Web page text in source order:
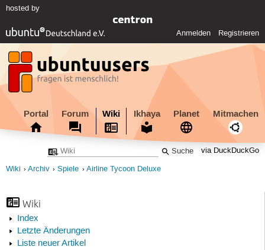
hosted by
Anmelden Registrieren
Portal Forum Wiki Ikhaya Planet Mitmachen
via DuckDuckGo
Wiki Archiv Spiele Airline Tycoon Deluxe
Wiki
Index
Letzte Änderungen
Liste neuer Artikel